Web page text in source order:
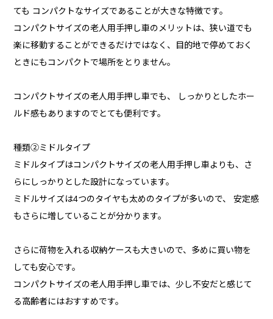
ても コンパクトなサイズであることが大きな特徴です。
コンパクトサイズの老人用手押し車のメリットは、狭い道でも
楽に移動することができるだけではなく、目的地で停めておく
ときにもコンパクトで場所をとりません。
コンパクトサイズの老人用手押し車でも、 しっかりとしたホー
ルド感もありますのでとても便利です。
種類②ミドルタイプ
ミドルタイプはコンパクトサイズの老人用手押し車よりも、さ
らにしっかりとした設計になっています。
ミドルサイズは4つのタイヤも太めのタイプが多いので、 安定感
もさらに増していることが分かります。
さらに荷物を入れる収納ケースも大きいので、多めに買い物を
しても安心です。
コンパクトサイズの老人用手押し車では、少し不安だと感じて
る高齢者にはおすすめです。